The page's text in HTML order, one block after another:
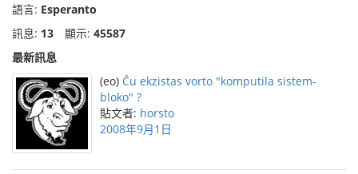
語言: Esperanto
訊息: 13 顯示: 45587
最新訊息
(eo) Ĉu ekzistas vorto "komputila sistem-
bloko" ?
貼文者: horsto
2008年9月1日